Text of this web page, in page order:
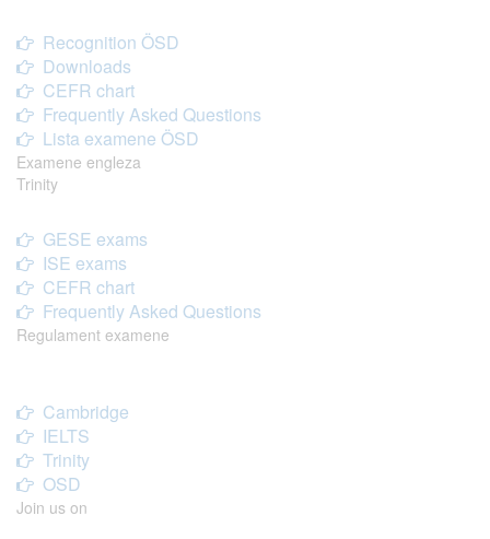
Recognition ÖSD
Downloads
CEFR chart
Frequently Asked Questions
Lista examene ÖSD
Examene engleza
Trinity
GESE exams
ISE exams
CEFR chart
Frequently Asked Questions
Regulament examene
Cambridge
IELTS
Trinity
OSD
Join us on